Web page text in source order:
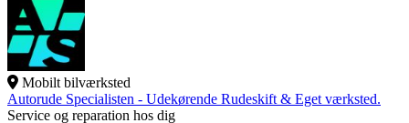
Mobilt bilværksted
Autorude Specialisten - Udekørende Rudeskift & Eget værksted.
Service og reparation hos dig